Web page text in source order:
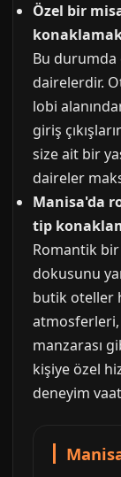
Özel bir
Bu durumda
dairelerdir.
lobi
giriş
size ait bir
daireler
Manisa'da
tip
Romantik
dokusunu
butik oteller
atmosferleri,
manzarası
kişiye özel
deneyim